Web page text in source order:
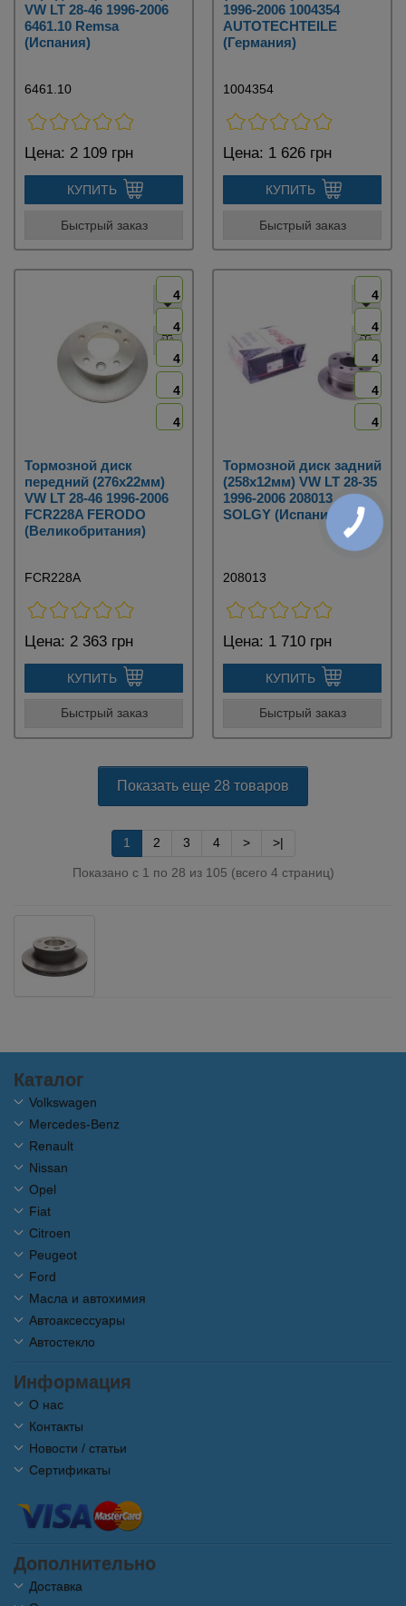
VW LT 28-46 1996-2006
6461.10 Remsa
(Испания)
6461.10
Цена: 2 109 грн
КУПИТЬ
Быстрый заказ
1996-2006 1004354
AUTOTECHTEILE
(Германия)
1004354
Цена: 1 626 грн
КУПИТЬ
Быстрый заказ
4
4
4
4
4
Тормозной диск
передний (276х22мм)
VW LT 28-46 1996-2006
FCR228A FERODO
(Великобритания)
FCR228A
Цена: 2 363 грн
КУПИТЬ
Быстрый заказ
4
4
4
4
4
Тормозной диск задний
(258х12мм) VW LT 28-35
1996-2006 208013
SOLGY (Испания)
208013
Цена: 1 710 грн
КУПИТЬ
Быстрый заказ
Показать еще 28 товаров
1 2 3 4 > >|
Показано с 1 по 28 из 105 (всего 4 страниц)
Каталог
Volkswagen
Mercedes-Benz
Renault
Nissan
Opel
Fiat
Citroen
Peugeot
Ford
Масла и автохимия
Автоаксессуары
Автостекло
Информация
О нас
Контакты
Новости / статьи
Сертификаты
Дополнительно
Доставка